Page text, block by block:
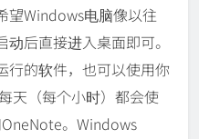
望Windows电脑像以往
后直接进入桌面即可。
行的软件，也可以使用你
天（每个小时）都会使
。Windows